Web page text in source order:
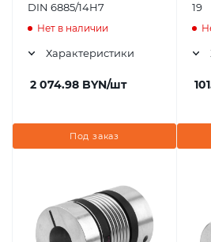
DIN 6885/14H7
Нет в наличии
Характеристики
2 074.98 BYN/шт
Под заказ
19